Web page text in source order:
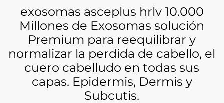
exosomas asceplus hrlv 10.000
Millones de Exosomas solución
Premium para reequilibrar y
normalizar la perdida de cabello, el
cuero cabelludo en todas sus
capas. Epidermis, Dermis y
Subcutis.